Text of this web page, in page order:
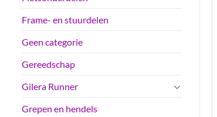
Frame- en stuurdelen
Geen categorie
Gereedschap
Gilera Runner
Grepen en hendels
pk50 4-
AAN
carterpakking bac | suzuku er – gt –
€